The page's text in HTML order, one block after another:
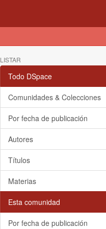
LISTAR
Todo DSpace
Comunidades & Colecciones
Por fecha de publicación
Autores
Títulos
Materias
Esta comunidad
Por fecha de publicación